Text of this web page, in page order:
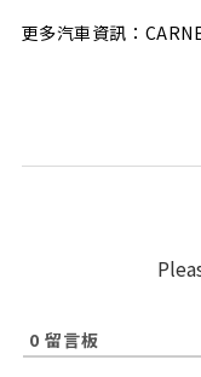
更多汽車資訊：
0 留言板